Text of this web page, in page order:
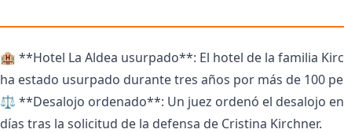
🏨 **Hotel La Aldea usurpado**: El hotel de la familia
ha estado usurpado durante tres años por más de 100
⚖️ **Desalojo ordenado**: Un juez ordenó el desalojo
días tras la solicitud de la defensa de Cristina Kirchner.